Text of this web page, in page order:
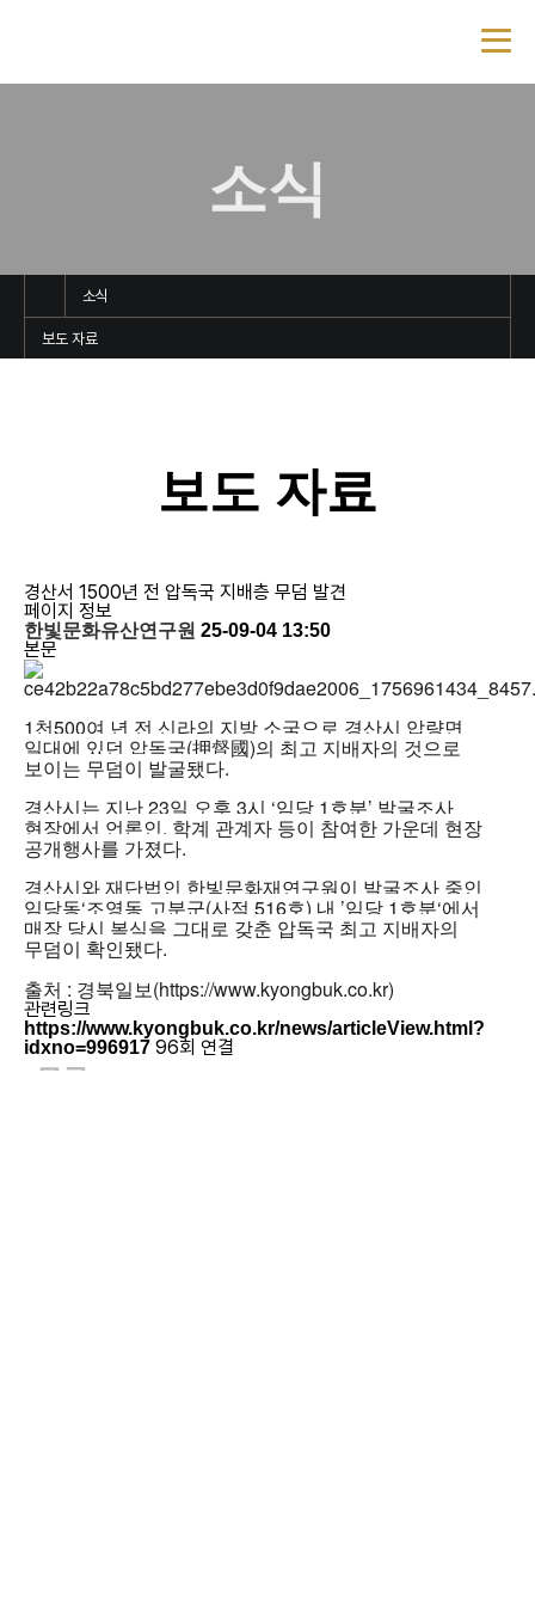
소식
소식
보도 자료
보도 자료
경산서 1500년 전 압독국 지배층 무덤 발견
페이지 정보
한빛문화유산연구원 25-09-04 13:50
본문
1천500여 년 전 신라의 지방 소국으로 경산시 압량면
일대에 있던 압독국(押督國)의 최고 지배자의 것으로
보이는 무덤이 발굴됐다.
경산시는 지난 23일 오후 3시 ‘임당 1호분’ 발굴조사
현장에서 언론인, 학계 관계자 등이 참여한 가운데 현장
공개행사를 가졌다.
경산시와 재단법인 한빛문화재연구원이 발굴조사 중인
임당동‘조영동 고분군(사적 516호) 내 ’임당 1호분‘에서
매장 당시 복식을 그대로 갖춘 압독국 최고 지배자의
무덤이 확인됐다.
출처 : 경북일보(https://www.kyongbuk.co.kr)
관련링크
https://www.kyongbuk.co.kr/news/articleView.html?
idxno=996917 96회 연결
목록